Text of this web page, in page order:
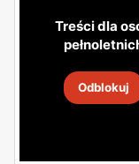
Treści dla
Odblokuj